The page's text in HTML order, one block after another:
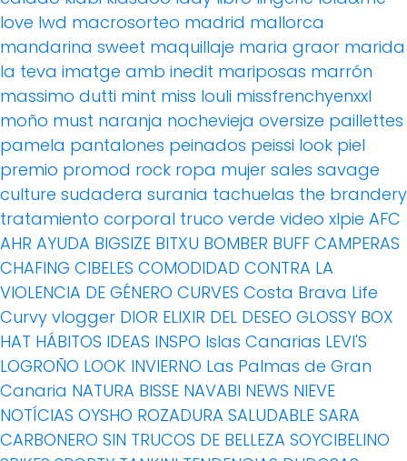
love lwd macrosorteo madrid mallorca
mandarina sweet maquillaje maria graor marida
la teva imatge amb inedit mariposas marrón
massimo dutti mint miss louli missfrenchyenxxl
moño must naranja nochevieja oversize paillettes
pamela pantalones peinados peissi look piel
premio promod rock ropa mujer sales savage
culture sudadera surania tachuelas the brandery
tratamiento corporal truco verde video xlpie AFC
AHR AYUDA BIGSIZE BITXU BOMBER BUFF CAMPERAS
CHAFING CIBELES COMODIDAD CONTRA LA
VIOLENCIA DE GÉNERO CURVES Costa Brava Life
Curvy vlogger DIOR ELIXIR DEL DESEO GLOSSY BOX
HAT HÁBITOS IDEAS INSPO Islas Canarias LEVI'S
LOGROÑO LOOK INVIERNO Las Palmas de Gran
Canaria NATURA BISSE NAVABI NEWS NIEVE
NOTÍCIAS OYSHO ROZADURA SALUDABLE SARA
CARBONERO SIN TRUCOS DE BELLEZA SOYCIBELINO